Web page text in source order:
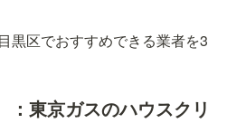
黒区でおすすめできる業者を3
：東京ガスのハウスクリ